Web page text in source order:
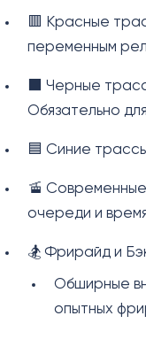
🟥 Красные
переменным
⬛️ Черные
Обязательно
🟦 Синие
🚡
очереди и
🏂 Фрирайд и
Обширные
опытных